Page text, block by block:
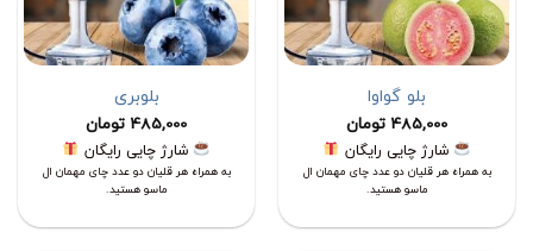
بلو گواوا
485,000 تومان
شارژ چایی رایگان
به همراه هر قلیان دو عدد چای مهمان ال
ماسو هستید.
بلوبری
485,000 تومان
شارژ چایی رایگان
به همراه هر قلیان دو عدد چای مهمان ال
ماسو هستید.